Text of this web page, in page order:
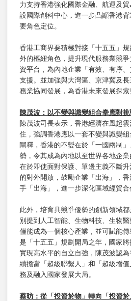
力支持香港強化國際金融、航運及
設國際創科中心，進一步凸顯香港
要角色定位。
香港工商界要積極對接「十五五」
外的樞紐角色，提升現代服務業競
資平台，為內地企業「有效、有序
支援。並加強與大灣區、京津冀及
務業協同發展，為香港未來發展探索
陳茂波：以不變與識變組合拳應對挑
陳茂波司長表示，香港經濟在風起
住，強調香港應以一套不變與識變
闡釋，香港的不變在於「一國兩制
勢，令其成為內地以至世界各地企
在於即使面對保護、單邊主義不斷
的對外開放，鼓勵企業「出海」，
手「出海」，進一步深化區域經貿合
此外，培育具競爭優勢的創新領域
別提到人工智能、生物科技、生物
僅能成為一個核心產業，並可賦能
是「十五五」規劃開局之年，國家將
實現高水平的自立自強，陳茂波認
續擔當「超級聯繫人」和「超級增
務及融入國家發展大局。
蔡昉 ：從「投資於物」轉向「投資於